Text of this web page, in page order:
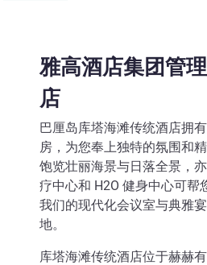
雅高酒店集团管
店
巴厘岛库塔海滩传统酒店拥
房，为您奉上独特的氛围和
饱览壮丽海景与日落全景，
疗中心和 H2O 健身中心可
我们的现代化会议室与典雅
地。
库塔海滩传统酒店位于赫赫